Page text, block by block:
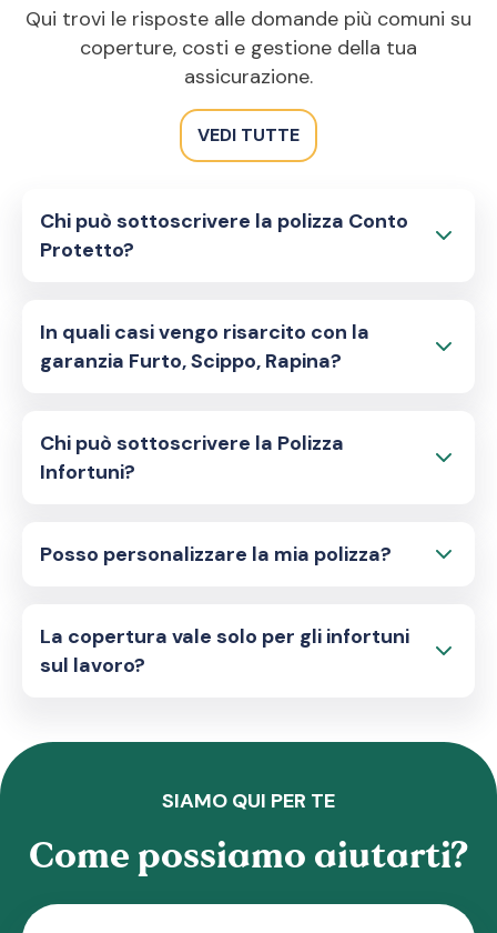
Qui trovi le risposte alle domande più comuni su
coperture, costi e gestione della tua
assicurazione.
VEDI TUTTE
Chi può sottoscrivere la polizza Conto
Protetto?
In quali casi vengo risarcito con la
garanzia Furto, Scippo, Rapina?
Chi può sottoscrivere la Polizza
Infortuni?
Posso personalizzare la mia polizza?
La copertura vale solo per gli infortuni
sul lavoro?
SIAMO QUI PER TE
Come possiamo aiutarti?